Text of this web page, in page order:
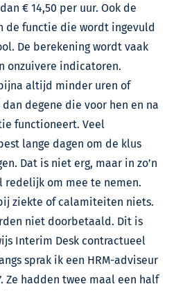
€ 14,50 per uur. Ook de
de functie die wordt ingevuld
De berekening wordt vaak
onzuivere indicatoren.
altijd minder uren of
degene die voor hen en na
functioneert. Veel
lange dagen om de klus
Dat is niet erg, maar in zo’n
redelijk om mee te nemen.
ziekte of calamiteiten niets.
niet doorbetaald. Dit is
Interim Desk contractueel
sprak ik een HRM-adviseur
Ze hadden twee maal een half